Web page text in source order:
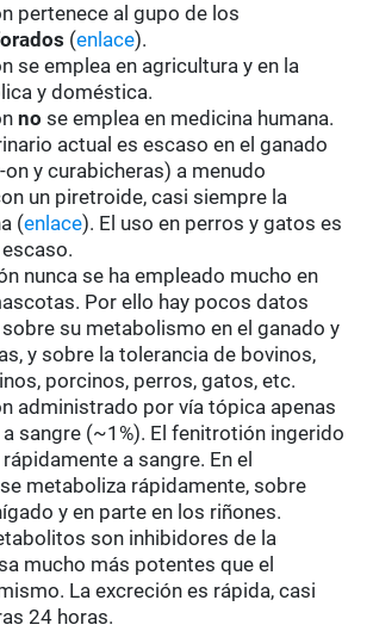
pertenece al gupo de los
(enlace).
se emplea en agricultura y en la
y doméstica.
no se emplea en medicina humana.
actual es escaso en el ganado
y curabicheras) a menudo
un piretroide, casi siempre la
(enlace). El uso en perros y gatos es
nunca se ha empleado mucho en
Por ello hay pocos datos
su metabolismo en el ganado y
y sobre la tolerancia de bovinos,
porcinos, perros, gatos, etc.
administrado por vía tópica apenas
sangre (~1%). El fenitrotión ingerido
a sangre. En el
metaboliza rápidamente, sobre
y en parte en los riñones.
son inhibidores de la
mucho más potentes que el
La excreción es rápida, casi
24 horas.